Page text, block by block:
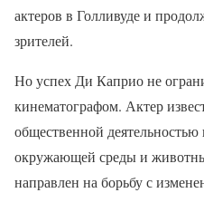
актеров в Голливуде и
зрителей.
Но успех Ди Каприо не
кинематографом. Актер
общественной
окружающей среды и
направлен на борьбу с